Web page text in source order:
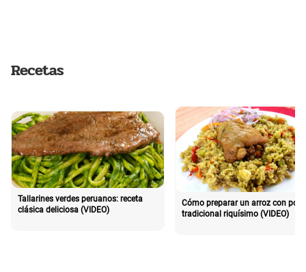
Recetas
Tallarines verdes peruanos: receta
clásica deliciosa (VIDEO)
Cómo preparar un arroz con pollo
tradicional riquísimo (VIDEO)